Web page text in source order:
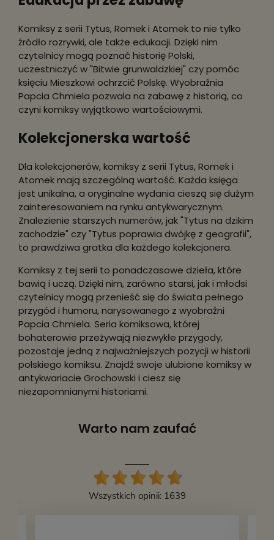
Komiksy z serii Tytus, Romek i Atomek to nie tylko
źródło rozrywki, ale także edukacji. Dzięki nim
czytelnicy mogą poznać historię Polski,
uczestniczyć w "Bitwie grunwaldzkiej" czy pomóc
księciu Mieszkowi ochrzcić Polskę. Wyobraźnia
Papcia Chmiela pozwala na zabawę z historią, co
czyni komiksy wyjątkowo wartościowymi.
Kolekcjonerska wartość
Dla kolekcjonerów, komiksy z serii Tytus, Romek i
Atomek mają szczególną wartość. Każda księga
jest unikalna, a oryginalne wydania cieszą się dużym
zainteresowaniem na rynku antykwarycznym.
Znalezienie starszych numerów, jak "Tytus na dzikim
zachodzie" czy "Tytus poprawia dwójkę z geografii",
to prawdziwa gratka dla każdego kolekcjonera.
Komiksy z tej serii to ponadczasowe dzieła, które
bawią i uczą. Dzięki nim, zarówno starsi, jak i młodsi
czytelnicy mogą przenieść się do świata pełnego
przygód i humoru, narysowanego z wyobraźni
Papcia Chmiela. Seria komiksowa, której
bohaterowie przeżywają niezwykłe przygody,
pozostaje jedną z najważniejszych pozycji w historii
polskiego komiksu. Znajdź swoje ulubione komiksy w
antykwariacie Grochowski i ciesz się
niezapomnianymi historiami.
Warto nam zaufać
Wszystkich opinii: 1639